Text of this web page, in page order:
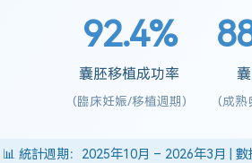
92.4%
囊胚移植成功率
(臨床妊娠/移植週期) (成熟
📊 統計週期：2025年10月 – 2026年3月 |